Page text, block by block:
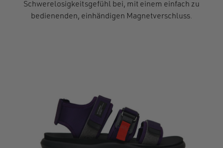
Schwerelosigkeitsgefühl bei, mit einem einfach zu
bedienenden, einhändigen Magnetverschluss.